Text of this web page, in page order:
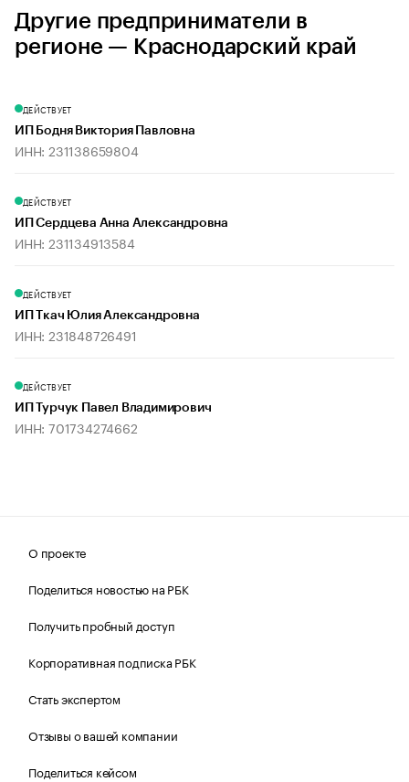
Другие предприниматели в
регионе — Краснодарский край
ДЕЙСТВУЕТ
ИП Бодня Виктория Павловна
ИНН: 231138659804
ДЕЙСТВУЕТ
ИП Сердцева Анна Александровна
ИНН: 231134913584
ДЕЙСТВУЕТ
ИП Ткач Юлия Александровна
ИНН: 231848726491
ДЕЙСТВУЕТ
ИП Турчук Павел Владимирович
ИНН: 701734274662
О проекте
Поделиться новостью на РБК
Получить пробный доступ
Корпоративная подписка РБК
Стать экспертом
Отзывы о вашей компании
Поделиться кейсом